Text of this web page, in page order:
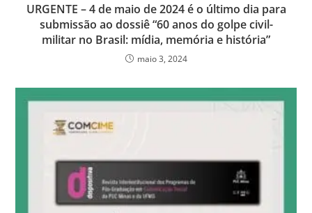
URGENTE – 4 de maio de 2024 é o último dia para
submissão ao dossiê “60 anos do golpe civil-
militar no Brasil: mídia, memória e história”
maio 3, 2024